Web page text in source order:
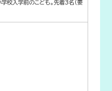
校入学前のこども。先着3名（要